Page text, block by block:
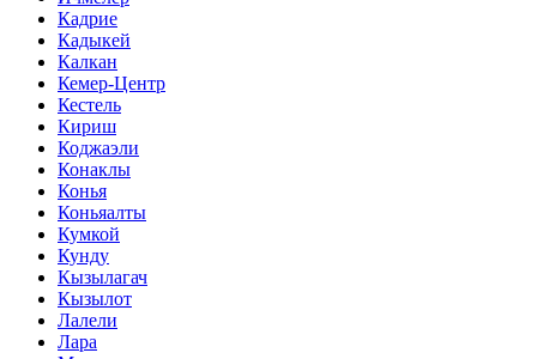
Кадрие
Кадыкей
Калкан
Кемер-Центр
Кестель
Кириш
Коджаэли
Конаклы
Конья
Коньяалты
Кумкой
Кунду
Кызылагач
Кызылот
Лалели
Лара